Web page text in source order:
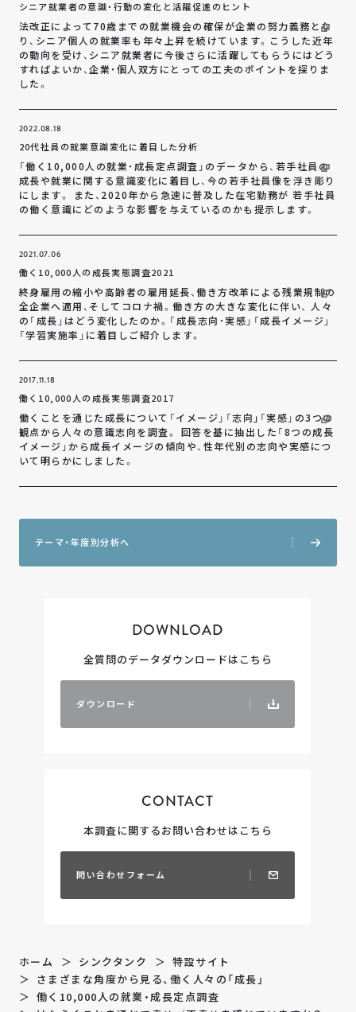
シニア就業者の意識・行動の変化と活躍促進のヒント
法改正によって70歳までの就業機会の確保が企業の努力義務とな
り、シニア個人の就業率も年々上昇を続けています。こうした近年
の動向を受け、シニア就業者に今後さらに活躍してもらうにはどう
すればよいか、企業・個人双方にとっての工夫のポイントを探りま
した。
2022.08.18
20代社員の就業意識変化に着目した分析
「働く10,000人の就業・成長定点調査」のデータから、若手社員の
成長や就業に関する意識変化に着目し、今の若手社員像を浮き彫り
にします。 また、2020年から急速に普及した在宅勤務が 若手社員
の働く意識にどのような影響を与えているのかも提示します。
2021.07.06
働く10,000人の成長実態調査2021
終身雇用の縮小や高齢者の雇用延長、働き方改革による残業規制の
全企業へ適用、そしてコロナ禍。働き方の大きな変化に伴い、 人々
の「成長」はどう変化したのか。「成長志向・実感」「成長イメージ」
「学習実施率」に着目しご紹介します。
2017.11.18
働く10,000人の成長実態調査2017
働くことを通じた成長について「イメージ」「志向｣「実感」の3つの
観点から人々の意識志向を調査。 回答を基に抽出した「8つの成長
イメージ」から成長イメージの傾向や、性年代別の志向や実感につ
いて明らかにしました。
テー マ・年度別分析へ
DOWNLOAD
全質問のデータダウンロードはこちら
ダウン ロー ド
CONTACT
本調査に関するお問い合わせはこちら
問い合わせ フ ォ ーム
ホーム シンクタンク
特設サイト
さまざまな角度から見る、働く人々の「成長」
働く10,000人の就業・成長定点調査